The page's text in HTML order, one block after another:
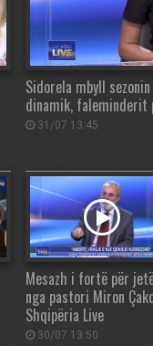
Sidorela mbyll
dinamik, faleminderit
31/07 13:45
Mesazh i fortë për
nga pastori Miron
Shqipëria Live
30/07 13:50